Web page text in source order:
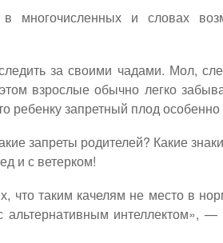
многочисленных и словах
за своими чадами. Мол,
взрослые обычно легко
ребенку запретный плод особенно
запреты родителей? Какие
и с ветерком!
что таким качелям не место в
интеллектом», —